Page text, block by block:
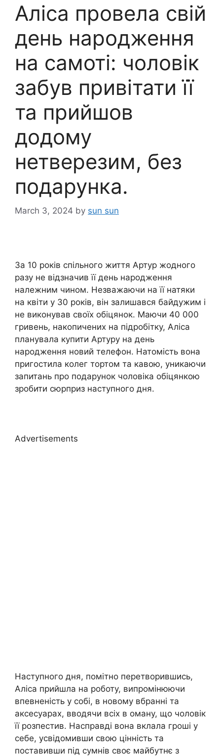
Аліса провела свій
день народження
на самоті: чоловік
забув привітати її
та прийшов
додому
нетверезим, без
подарунка.
March 3, 2024 by sun sun
За 10 років спільного життя Артур жодного
разу не відзначив її день народження
належним чином. Незважаючи на її натяки
на квіти у 30 років, він залишався байдужим і
не виконував своїх обіцянок. Маючи 40 000
гривень, накопичених на підробітку, Аліса
планувала купити Артуру на день
народження новий телефон. Натомість вона
пригостила колег тортом та кавою, уникаючи
запитань про подарунок чоловіка обіцянкою
зробити сюрприз наступного дня.
Advertisements
Наступного дня, помітно перетворившись,
Аліса прийшла на роботу, випромінюючи
впевненість у собі, в новому вбранні та
аксесуарах, вводячи всіх в оману, що чоловік
її розпестив. Насправді вона вклала гроші у
себе, усвідомивши свою цінність та
поставивши під сумнів своє майбутнє з